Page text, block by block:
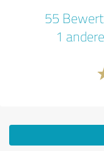
55
1